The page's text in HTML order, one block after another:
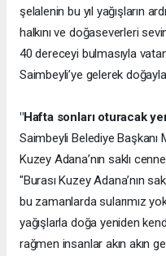
şelalenin bu yıl yağışların
halkını ve doğaseverleri
40 dereceyi bulmasıyla
Saimbeyli’ye gelerek
"Hafta sonları oturacak
Saimbeyli Belediye Başkanı
Kuzey Adana’nın saklı
"Burası Kuzey Adana’nın
bu zamanlarda sularımız
yağışlarla doğa yeniden
rağmen insanlar akın akın